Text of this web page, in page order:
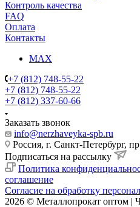
Контроль качества
FAQ
Оплата
Контакты
MAX
+7 (812) 748-55-22
+7 (812) 748-55-22
+7 (812) 337-60-66
Заказать звонок
info@nerzhaveyka-spb.ru
Россия, г. Санкт-Петербург,
Подписаться на рассылку
Политика
соглашение
Согласие на обработку
2026 © Металлопрокат оптом |